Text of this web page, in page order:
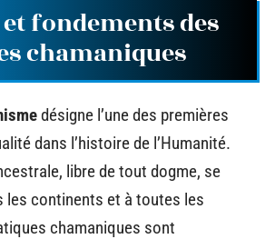
fondements des
chamaniques
désigne l’une des premières
dans l’histoire de l’Humanité.
libre de tout dogme, se
les continents et à toutes les
chamaniques sont